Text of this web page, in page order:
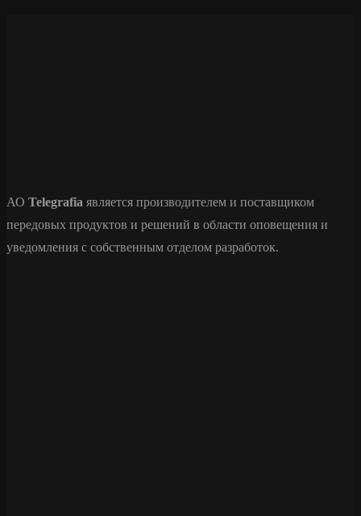
АО Telegrafia является производителем и поставщиком
передовых продуктов и решений в области оповещения и
уведомления с собственным отделом разработок.